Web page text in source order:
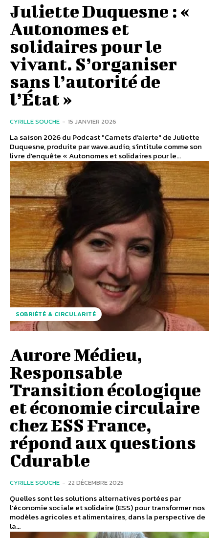
Juliette Duquesne : «
Autonomes et
solidaires pour le
vivant. S’organiser
sans l’autorité de
l’État »
CYRILLE SOUCHE - 15 JANVIER 2026
La saison 2026 du Podcast "Carnets d'alerte" de Juliette
Duquesne, produite par wave.audio, s'intitule comme son
livre d'enquête « Autonomes et solidaires pour le...
SOBRIÉTÉ & CIRCULARITÉ
Aurore Médieu,
Responsable
Transition écologique
et économie circulaire
chez ESS France,
répond aux questions
Cdurable
CYRILLE SOUCHE - 22 DÉCEMBRE 2025
Quelles sont les solutions alternatives portées par
l’économie sociale et solidaire (ESS) pour transformer nos
modèles agricoles et alimentaires, dans la perspective de
la...